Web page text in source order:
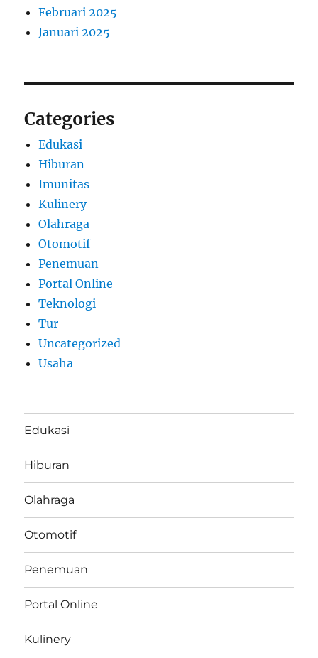
Februari 2025
Januari 2025
Categories
Edukasi
Hiburan
Imunitas
Kulinery
Olahraga
Otomotif
Penemuan
Portal Online
Teknologi
Tur
Uncategorized
Usaha
Edukasi
Hiburan
Olahraga
Otomotif
Penemuan
Portal Online
Kulinery